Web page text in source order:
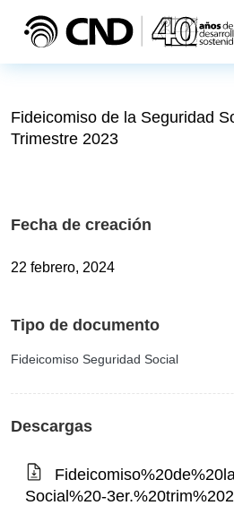
Fideicomiso de la Seguridad
Trimestre 2023
Fecha de creación
22 febrero, 2024
Tipo de documento
Fideicomiso Seguridad Social
Descargas
Social%20-